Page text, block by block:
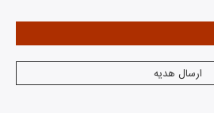
ارسال هدیه